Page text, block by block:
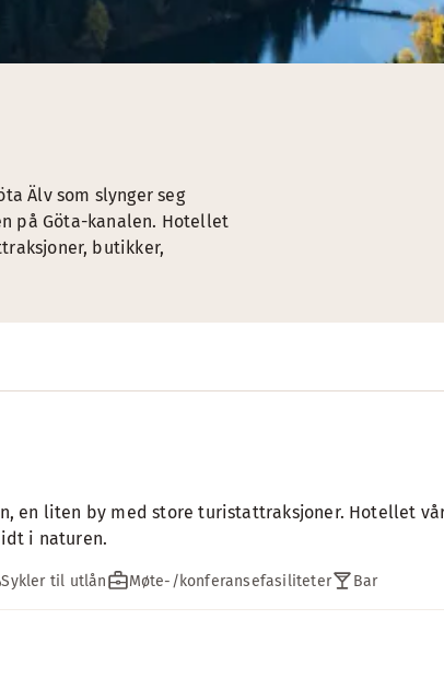
en liten by med store turistattraksjoner. Hotellet
i naturen.
Sykler til utlån Møte-/konferansefasiliteter Bar
Älv som slynger seg
på Göta-kanalen. Hotellet
butikker,